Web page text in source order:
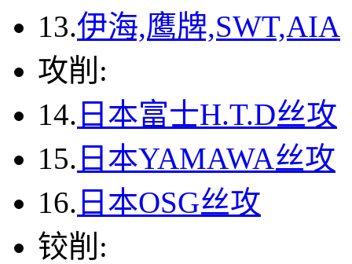
13.伊海,鹰牌,SWT,AIA
攻削:
14. 日本富士H.T.D丝攻
15. 日本YAMAWA丝攻
16. 日本OSG丝攻
铰削: